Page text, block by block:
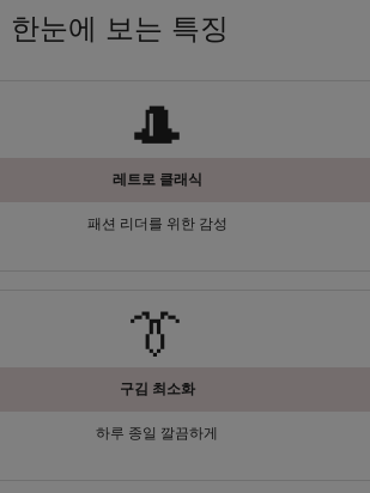
한눈에 보는 특징
🎩
레트로 클래식
패션 리더를 위한 감성
👔
구김 최소화
하루 종일 깔끔하게